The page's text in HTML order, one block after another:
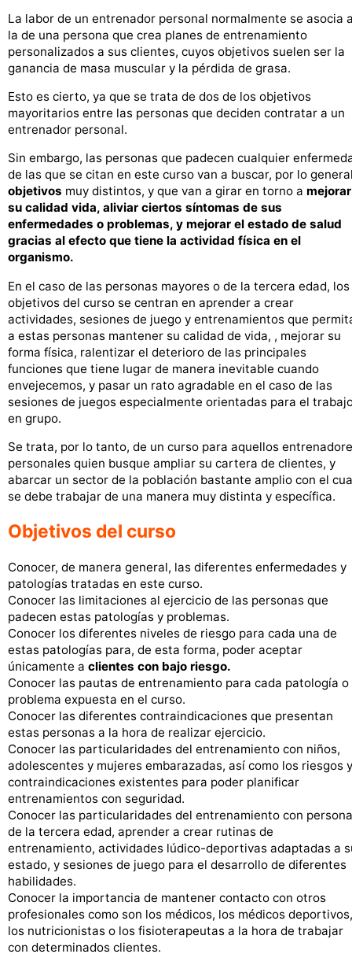
La labor de un entrenador personal normalmente se asocia
la de una persona que crea planes de entrenamiento
personalizados a sus clientes, cuyos objetivos suelen ser la
ganancia de masa muscular y la pérdida de grasa.
Esto es cierto, ya que se trata de dos de los objetivos
mayoritarios entre las personas que deciden contratar a un
entrenador personal.
Sin embargo, las personas que padecen cualquier
de las que se citan en este curso van a buscar, por lo
objetivos muy distintos, y que van a girar en torno a mejorar
su calidad vida, aliviar ciertos síntomas de sus
enfermedades o problemas, y mejorar el estado de salud
gracias al efecto que tiene la actividad física en el
organismo.
En el caso de las personas mayores o de la tercera edad, los
objetivos del curso se centran en aprender a crear
actividades, sesiones de juego y entrenamientos que
a estas personas mantener su calidad de vida, , mejorar su
forma física, ralentizar el deterioro de las principales
funciones que tiene lugar de manera inevitable cuando
envejecemos, y pasar un rato agradable en el caso de las
sesiones de juegos especialmente orientadas para el
en grupo.
Se trata, por lo tanto, de un curso para aquellos
personales quien busque ampliar su cartera de clientes, y
abarcar un sector de la población bastante amplio con el
se debe trabajar de una manera muy distinta y específica.
Objetivos del curso
Conocer, de manera general, las diferentes enfermedades y
patologías tratadas en este curso.
Conocer las limitaciones al ejercicio de las personas que
padecen estas patologías y problemas.
Conocer los diferentes niveles de riesgo para cada una de
estas patologías para, de esta forma, poder aceptar
únicamente a clientes con bajo riesgo.
Conocer las pautas de entrenamiento para cada patología o
problema expuesta en el curso.
Conocer las diferentes contraindicaciones que presentan
estas personas a la hora de realizar ejercicio.
Conocer las particularidades del entrenamiento con niños,
adolescentes y mujeres embarazadas, así como los riesgos y
contraindicaciones existentes para poder planificar
entrenamientos con seguridad.
Conocer las particularidades del entrenamiento con
de la tercera edad, aprender a crear rutinas de
entrenamiento, actividades lúdico-deportivas adaptadas a
estado, y sesiones de juego para el desarrollo de diferentes
habilidades.
Conocer la importancia de mantener contacto con otros
profesionales como son los médicos, los médicos deportivos,
los nutricionistas o los fisioterapeutas a la hora de trabajar
con determinados clientes.